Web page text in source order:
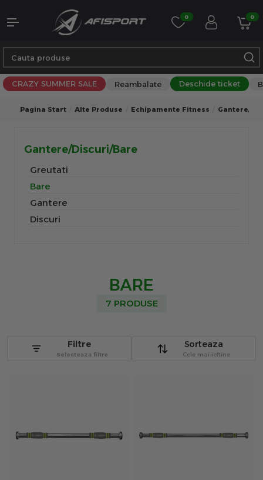
0 0
CRAZY SUMMER SALE Reambalate Deschide ticket
Pagina Start Alte Produse Echipamente Fitness Gantere/
Gantere/Discuri/Bare
Greutati
Bare
Gantere
Discuri
BARE
7 PRODUSE
Sorteaza
Cele mai ieftine
Filtre
Selecteaza filtre